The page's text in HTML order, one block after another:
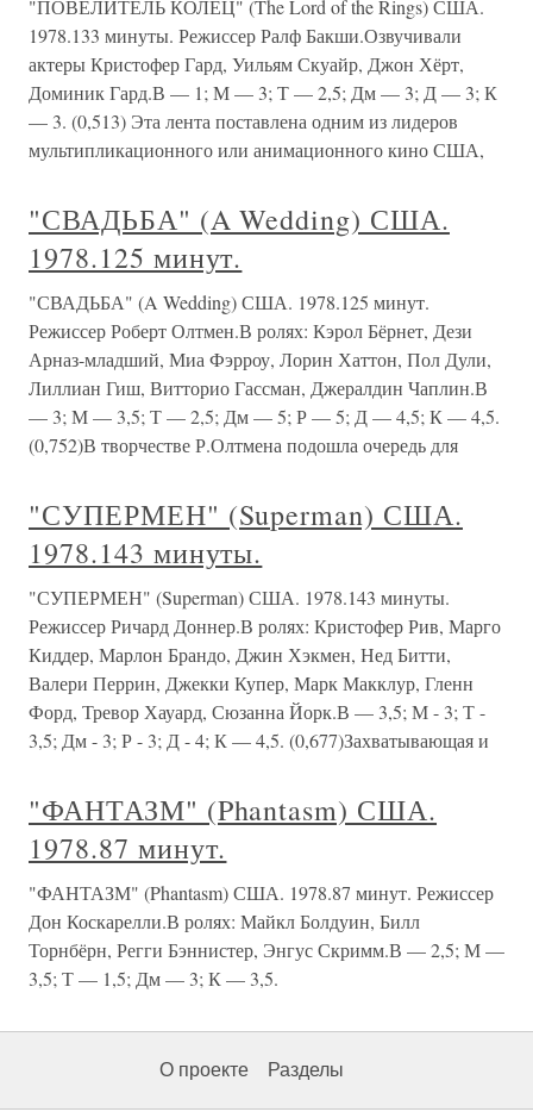
"ПОВЕЛИТЕЛЬ КОЛЕЦ" (The Lord of the Rings) США.
1978.133 минуты. Режиссер Ралф Бакши.Озвучивали
актеры Кристофер Гард, Уильям Скуайр, Джон Хёрт,
Доминик Гард.В — 1; М — 3; Т — 2,5; Дм — 3; Д — 3; К
— 3. (0,513) Эта лента поставлена одним из лидеров
мультипликационного или анимационного кино США,
"СВАДЬБА" (A Wedding) США.
1978.125 минут.
"СВАДЬБА" (A Wedding) США. 1978.125 минут.
Режиссер Роберт Олтмен.В ролях: Кэрол Бёрнет, Дези
Арназ-младший, Миа Фэрроу, Лорин Хаттон, Пол Дули,
Лиллиан Гиш, Витторио Гассман, Джералдин Чаплин.В
— 3; М — 3,5; Т — 2,5; Дм — 5; Р — 5; Д — 4,5; К — 4,5.
(0,752)В творчестве Р.Олтмена подошла очередь для
"СУПЕРМЕН" (Superman) США.
1978.143 минуты.
"СУПЕРМЕН" (Superman) США. 1978.143 минуты.
Режиссер Ричард Доннер.В ролях: Кристофер Рив, Марго
Киддер, Марлон Брандо, Джин Хэкмен, Нед Битти,
Валери Перрин, Джекки Купер, Марк Макклур, Гленн
Форд, Тревор Хауард, Сюзанна Йорк.В — 3,5; М - 3; Т -
3,5; Дм - 3; Р - 3; Д - 4; К — 4,5. (0,677)Захватывающая и
"ФАНТАЗМ" (Phantasm) США.
1978.87 минут.
"ФАНТАЗМ" (Phantasm) США. 1978.87 минут. Режиссер
Дон Коскарелли.В ролях: Майкл Болдуин, Билл
Торнбёрн, Регги Бэннистер, Энгус Скримм.В — 2,5; М —
3,5; Т — 1,5; Дм — 3; К — 3,5.
О проекте Разделы